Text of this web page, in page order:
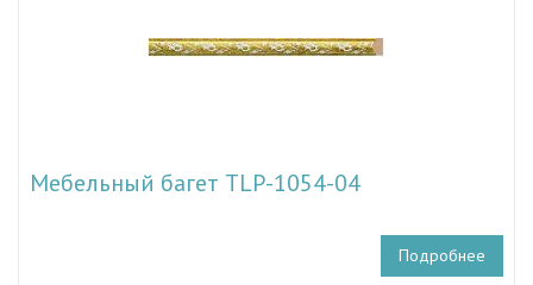
Мебельный багет TLP-1054-04
Подробнее